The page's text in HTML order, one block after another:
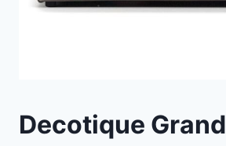
Decotique Grand